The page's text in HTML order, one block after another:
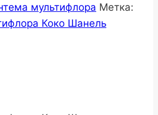
мультифлора Метка:
Коко Шанель